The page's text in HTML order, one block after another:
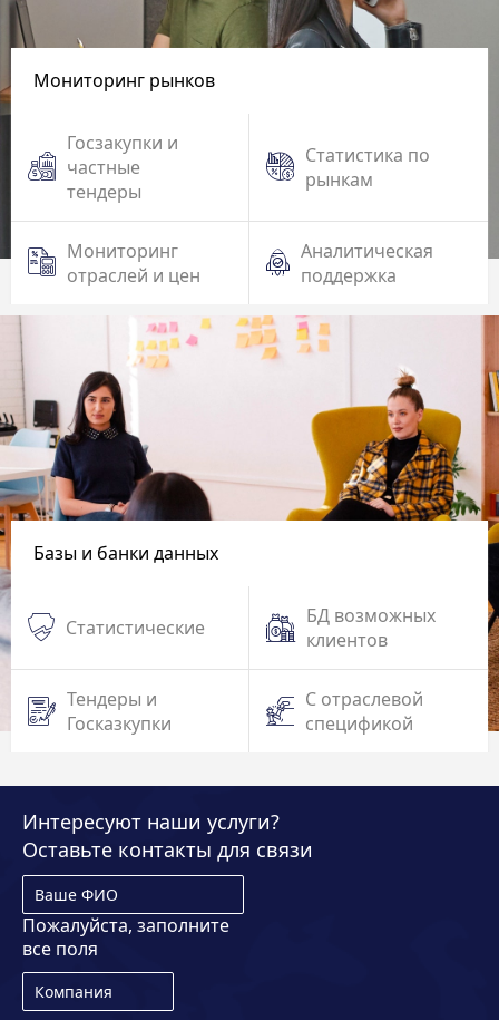
Мониторинг рынков
Госзакупки и
частные
тендеры
Статистика по
рынкам
Мониторинг
отраслей и цен
Аналитическая
поддержка
Базы и банки данных
Статистические
БД возможных
клиентов
Тендеры и
Госказкупки
С отраслевой
спецификой
Интересуют наши услуги?
Оставьте контакты для связи
Пожалуйста, заполните
все поля